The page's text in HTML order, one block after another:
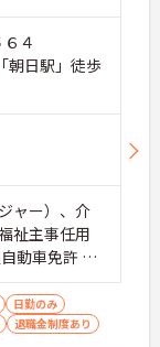
４
朝日駅」徒歩
ャー）、介
祉主事任用
動車免許 ■
日勤のみ
退職金制度あり